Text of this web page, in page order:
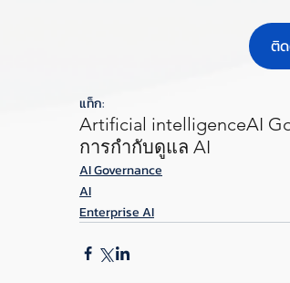
ติ
แท็ก:
Artificial intelligenceAI
การกำกับดูแล AI
AI Governance
AI
Enterprise AI